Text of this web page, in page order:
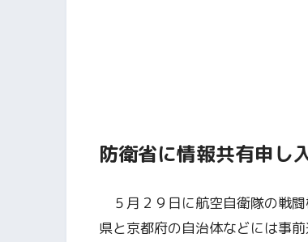
防衛省に情報共有申し
５月２９日に航空自衛隊の戦
県と京都府の自治体などには事